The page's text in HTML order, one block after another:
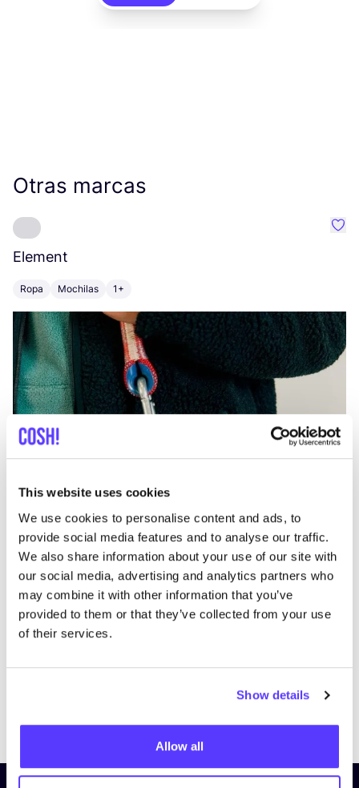
This website uses cookies
We use cookies to personalise content and ads, to
provide social media features and to analyse our traffic.
We also share information about your use of our site with
our social media, advertising and analytics partners who
may combine it with other information that you’ve
provided to them or that they’ve collected from your use
of their services.
Show details
Allow all
Otras marcas
Element
Ropa Mochilas 1+